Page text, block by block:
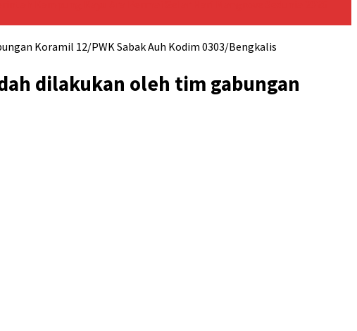
Koramil 12/PWK Sabak Auh Kodim 0303/Bengkalis
dilakukan oleh tim gabungan